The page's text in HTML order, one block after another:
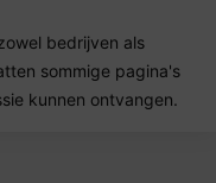
bedrijven als
sommige pagina's
kunnen ontvangen.